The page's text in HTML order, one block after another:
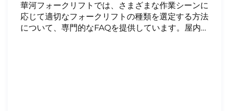
華河フォークリフトでは、さまざまな作業シーンに
応じて適切なフォークリフトの種類を選定する方法
について、専門的なFAQを提供しています。屋内お